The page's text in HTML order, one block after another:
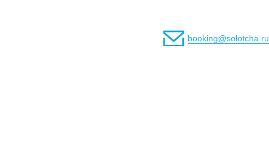
booking@solotcha.ru